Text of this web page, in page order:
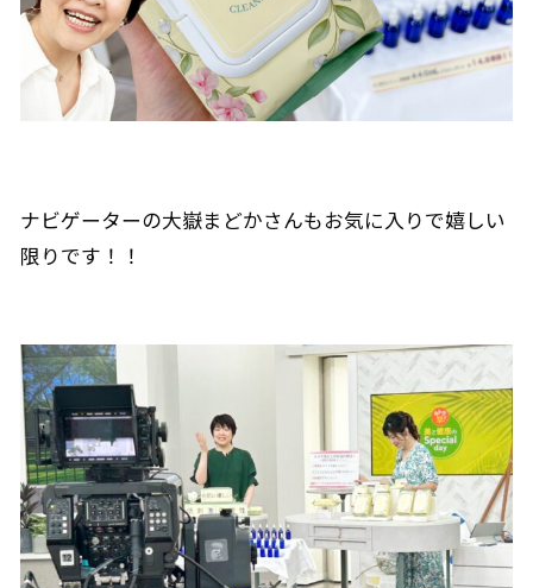
ナビゲーターの大嶽まどかさんもお気に入りで嬉しい
限りです！！